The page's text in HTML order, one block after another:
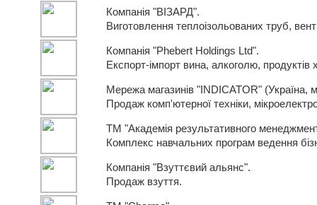
Компанія "ВІЗАРД".
Виготовлення теплоізольованих труб,
Компанія "Phebert Holdings Ltd".
Експорт-імпорт вина, алкоголю, продуктів
Мережа магазинів "INDICATOR" (Україна,
Продаж комп'ютерної техніки,
ТМ "Академія результативного
Комплекс навчальних програм ведення
Компанія "Взуттєвий альянс".
Продаж взуття.